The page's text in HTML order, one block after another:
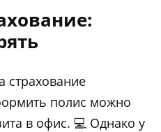
страхование
полис можно
в офис. 💻 Однако у